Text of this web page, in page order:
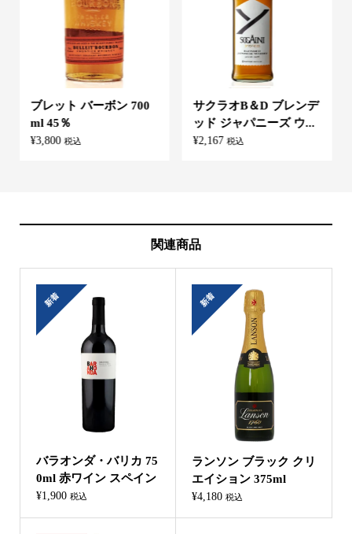
ブレット バーボン 700
ml 45％
¥3,800 税込
サクラオB＆D ブレンデ
ッド ジャパニーズ ウ...
¥2,167 税込
関連商品
新着
バラオンダ・バリカ 75
0ml 赤ワイン スペイン
¥1,900 税込
新着
ランソン ブラック クリ
エイション 375ml
¥4,180 税込